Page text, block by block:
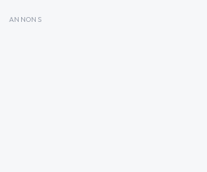
ANNONS